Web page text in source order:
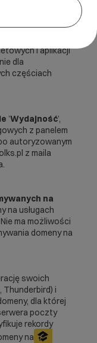
na całym świecie,
w sposób
i aplikacji
dla
częściach
’Wydajność’,
z panelem
autoryzowanym
z maila
na
na usługach
ma możliwości
domeny na
swoich
Thunderbird) i
dla której
poczty
rekordy
na